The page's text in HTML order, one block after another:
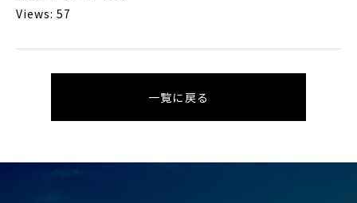
Views: 57
一覧に戻る